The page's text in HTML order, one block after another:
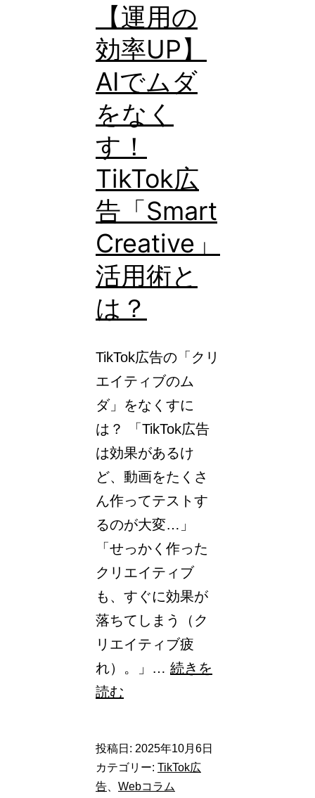
時
代
の
「突
TikTok
広
【運用の
効率UP】
AIでムダ
をなく
す！
TikTok広
告「Smart
Creative」
活用術と
は？
TikTok広告の「クリ
エイティブのム
ダ」をなくすに
は？ 「TikTok広告
は効果があるけ
ど、動画をたくさ
ん作ってテストす
るのが大変…」
「せっかく作った
クリエイティブ
も、すぐに効果が
落ちてしまう（ク
リエイティブ疲
れ）。」… 続きを
読む
効
率
投稿日: 2025年10月6日
カテゴリー: TikTok広
告
Webコラム